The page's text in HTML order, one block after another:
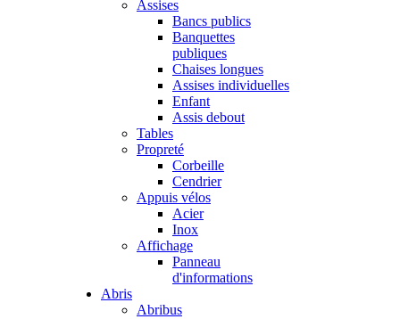
Assises
Bancs publics
Banquettes
publiques
Chaises longues
Assises individuelles
Enfant
Assis debout
Tables
Propreté
Corbeille
Cendrier
Appuis vélos
Acier
Inox
Affichage
Panneau
d'informations
Abris
Abribus